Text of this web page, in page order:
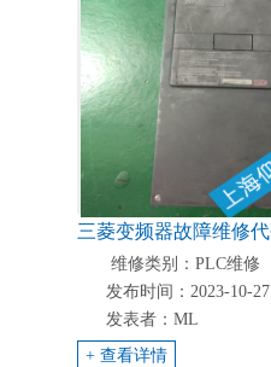
维修类别：PLC维修
发布时间：2023-10-27
发表者：ML
+ 查看详情